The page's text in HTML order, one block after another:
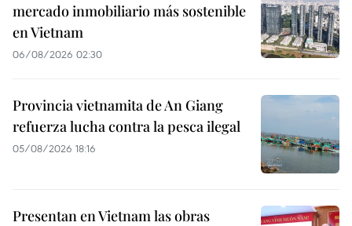
mercado inmobiliario más sostenible
en Vietnam
06/08/2026 02:30
Provincia vietnamita de An Giang
refuerza lucha contra la pesca ilegal
05/08/2026 18:16
Presentan en Vietnam las obras